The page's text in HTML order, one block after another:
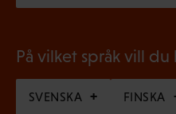
)
På vilket språk vill
SVENSKA FINSKA